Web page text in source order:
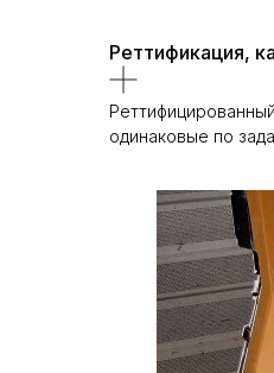
Реттификация,
одинаковые по